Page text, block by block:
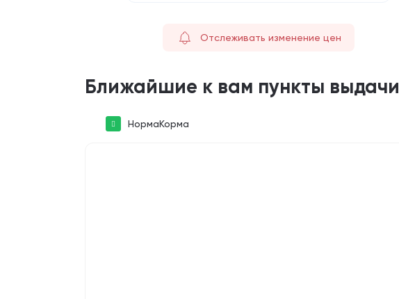
Отслеживать изменение цен
Ближайшие к вам пункты выдачи
НормаКорма